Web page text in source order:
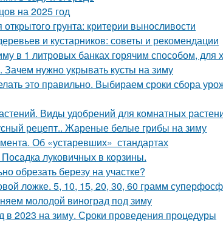
на 2025 год
грунта: критерии выносливости
и кустарников: советы и рекомендации
в 1 литровых банках горячим способом, для
нужно укрывать кусты на зиму
это правильно. Выбираем сроки сбора
Виды удобрений для комнатных
рецепт.. Жареные белые грибы на зиму
Об «устаревших» стандартах
луковичных в корзины.
обрезать березу на участке?
ложке. 5, 10, 15, 20, 30, 60 грамм
молодой виноград под зиму
в 2023 на зиму. Сроки проведения процедуры